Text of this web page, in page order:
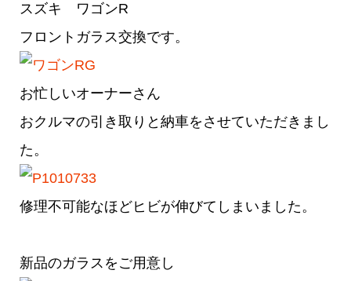
スズキ ワゴンR
フロントガラス交換です。
お忙しいオーナーさん
おクルマの引き取りと納車をさせていただきまし
た。
修理不可能なほどヒビが伸びてしまいました。
新品のガラスをご用意し